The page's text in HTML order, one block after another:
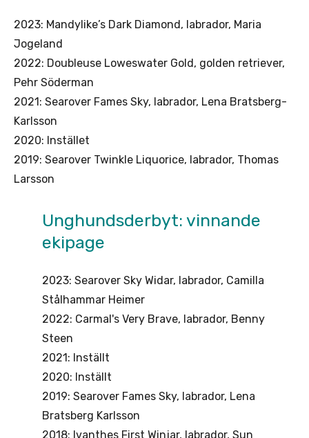
2023: Mandylike’s Dark Diamond, labrador, Maria
Jogeland
2022: Doubleuse Loweswater Gold, golden retriever,
Pehr Söderman
2021: Searover Fames Sky, labrador, Lena Bratsberg-
Karlsson
2020: Instället
2019: Searover Twinkle Liquorice, labrador, Thomas
Larsson
Unghundsderbyt: vinnande
ekipage
2023: Searover Sky Widar, labrador, Camilla
Stålhammar Heimer
2022: Carmal's Very Brave, labrador, Benny
Steen
2021: Inställt
2020: Inställt
2019: Searover Fames Sky, labrador, Lena
Bratsberg Karlsson
2018: Ivanthes First Winjar, labrador, Sun